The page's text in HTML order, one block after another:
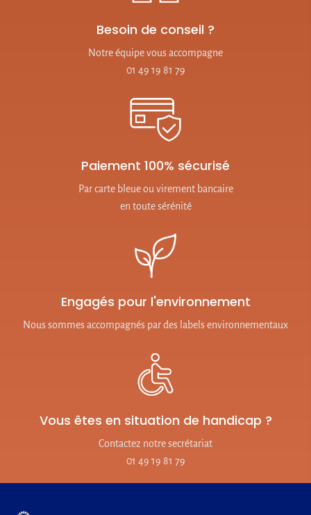
Besoin de conseil ?
Notre équipe vous accompagne
01 49 19 81 79
Paiement 100% sécurisé
Par carte bleue ou virement bancaire
en toute sérénité
Engagés pour l'environnement
Nous sommes accompagnés par des labels environnementaux
Vous êtes en situation de handicap ?
Contactez notre secrétariat
01 49 19 81 79